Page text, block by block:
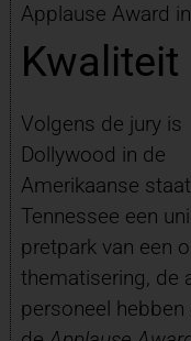
Applause Award
Kwaliteit
Volgens de jury is
Dollywood in de
Amerikaanse staat
Tennessee een
pretpark van een
thematisering, de
personeel